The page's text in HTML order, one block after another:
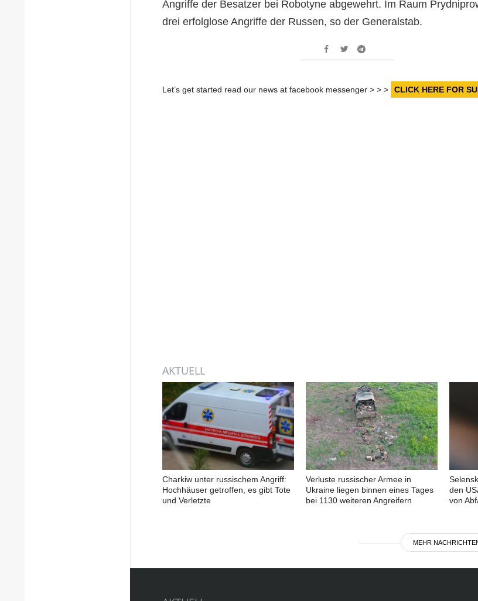
Angriffe der Besatzer bei Robotyne abgewehrt. Im Raum
drei erfolglose Angriffe der Russen, so der Generalstab.
Let’s get started read our news at facebook messenger > > > CLICK HERE FOR
AKTUELL
Charkiw unter russischem Angriff:
Hochhäuser getroffen, es gibt Tote
und Verletzte
Verluste russischer Armee in
Ukraine liegen binnen eines Tages
bei 1130 weiteren Angreifern
den
von
MEHR